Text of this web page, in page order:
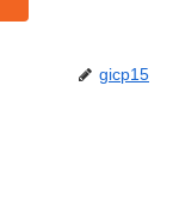
gicp15